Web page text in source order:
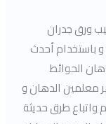
ورق جدران
باستخدام أحدث
الحوائط
معلمين الدهان و
واتباع طرق حديثة